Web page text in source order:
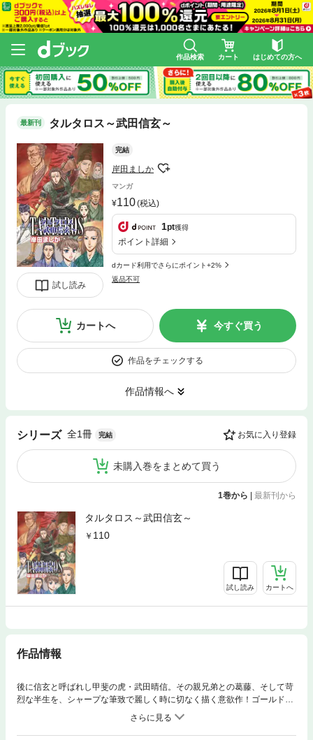
作品検索 カート はじめての方へ
最新刊 タルタロス～武田信玄～
試し読み
完結
岸田ましか
マンガ
110(税込)
1pt獲得
ポイント詳細
dカード利用でさらにポイント+2%
返品不可
カートへ 今すぐ買う
作品をチェックする
作品情報へ
シリーズ 全1冊 完結 お気に入り登録
未購入巻をまとめて買う
1巻から | 最新刊から
タルタロス～武田信玄～
110
試し読み カートへ
作品情報
後に信玄と呼ばれし甲斐の虎・武田晴信。その親兄弟との葛藤、そして苛
烈な半生を、シャープな筆致で麗しく時に切なく描く意欲作！ゴールドコ